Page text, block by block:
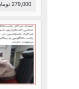
279,000 تومان